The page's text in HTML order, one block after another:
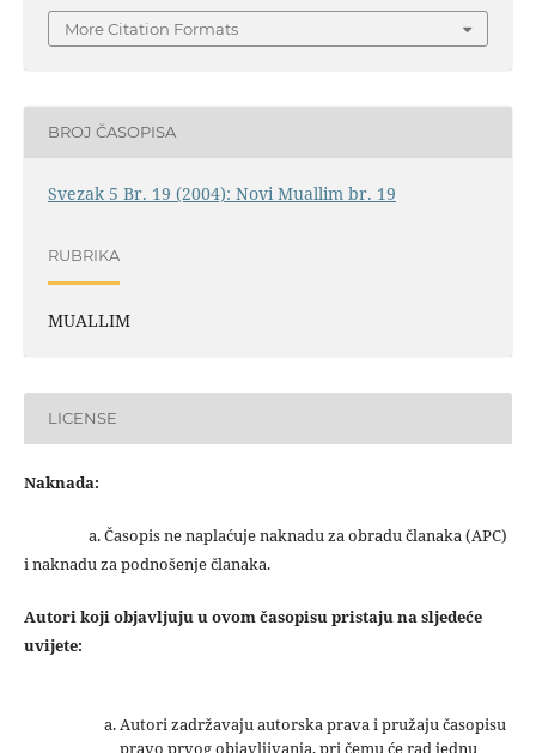
More Citation Formats
BROJ ČASOPISA
Svezak 5 Br. 19 (2004): Novi Muallim br. 19
RUBRIKA
MUALLIM
LICENSE
Naknada:
a. Časopis ne naplaćuje naknadu za obradu članaka (APC)
i naknadu za podnošenje članaka.
Autori koji objavljuju u ovom časopisu pristaju na sljedeće
uvijete:
Autori zadržavaju autorska prava i pružaju časopisu
pravo prvog objavljivanja, pri čemu će rad jednu